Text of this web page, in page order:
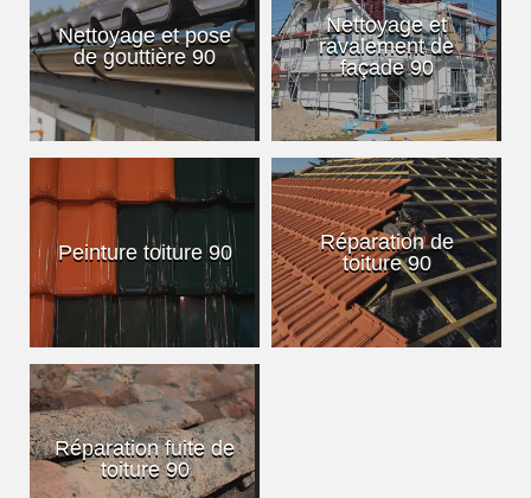
Nettoyage et pose
de gouttière 90
Nettoyage et
ravalement de
façade 90
Peinture toiture 90
Réparation de
toiture 90
Réparation fuite de
toiture 90